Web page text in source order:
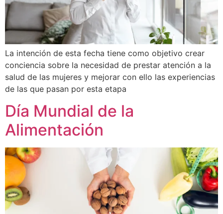
La intención de esta fecha tiene como objetivo crear
conciencia sobre la necesidad de prestar atención a la
salud de las mujeres y mejorar con ello las experiencias
de las que pasan por esta etapa
Día Mundial de la
Alimentación